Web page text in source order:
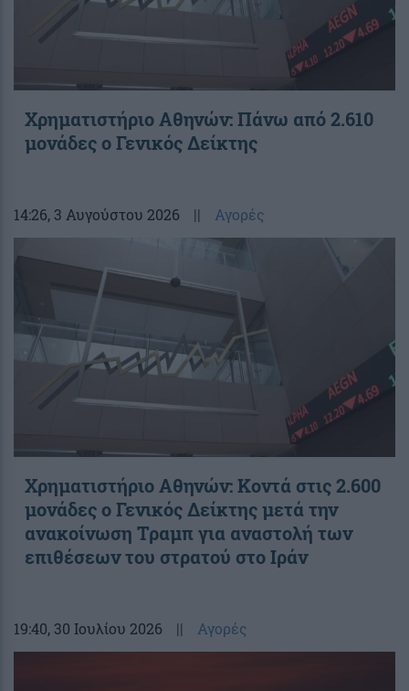
Χρηματιστήριο Αθηνών: Πάνω από 2.610
μονάδες ο Γενικός Δείκτης
14:26, 3 Αυγούστου 2026 || Αγορές
Χρηματιστήριο Αθηνών: Κοντά στις 2.600
μονάδες ο Γενικός Δείκτης μετά την
ανακοίνωση Τραμπ για αναστολή των
επιθέσεων του στρατού στο Ιράν
19:40, 30 Ιουλίου 2026 || Αγορές